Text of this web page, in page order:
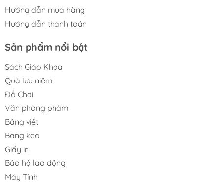
Hướng dẫn mua hàng
Hướng dẫn thanh toán
Sản phẩm nổi bật
Sách Giáo Khoa
Quà lưu niệm
Đồ Chơi
Văn phòng phẩm
Bảng viết
Băng keo
Giấy in
Bảo hộ lao động
Máy Tính